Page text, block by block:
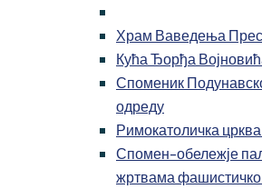
Храм Ваведења
Кућа Ђорђа
Споменик
одреду
Римокатоличка
Спомен-обележје
жртвама